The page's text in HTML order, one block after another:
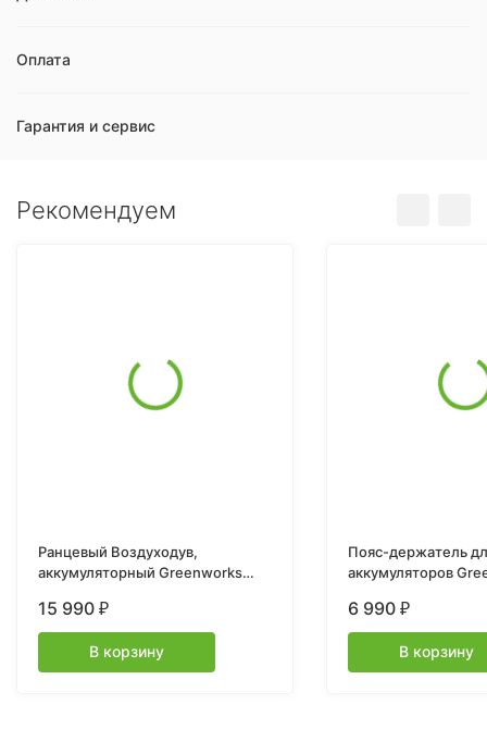
Оплата
Гарантия и сервис
Рекомендуем
Ранцевый Воздуходув,
аккумуляторный Greenworks
без АКБ и ЗУ
15 990 ₽
В корзину
Пояс-держатель
аккумуляторов
6 990 ₽
В корзину